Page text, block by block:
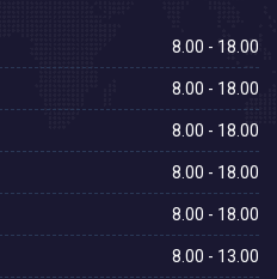
8.00 - 18.00
8.00 - 18.00
8.00 - 18.00
8.00 - 18.00
8.00 - 18.00
8.00 - 13.00